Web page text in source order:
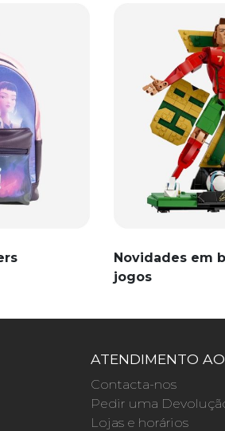
Novidades em
jogos
ATENDIMENTO
Contacta-nos
Pedir uma
Lojas e horários